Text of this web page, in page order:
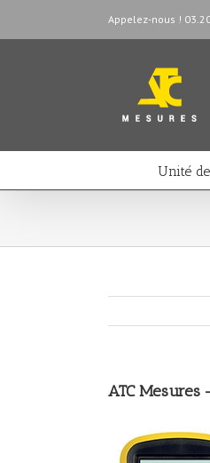
Appelez-nous !
Unité
ATC Mesures